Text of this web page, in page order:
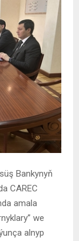
Bankynyň
CAREC
amala
we
alnyp